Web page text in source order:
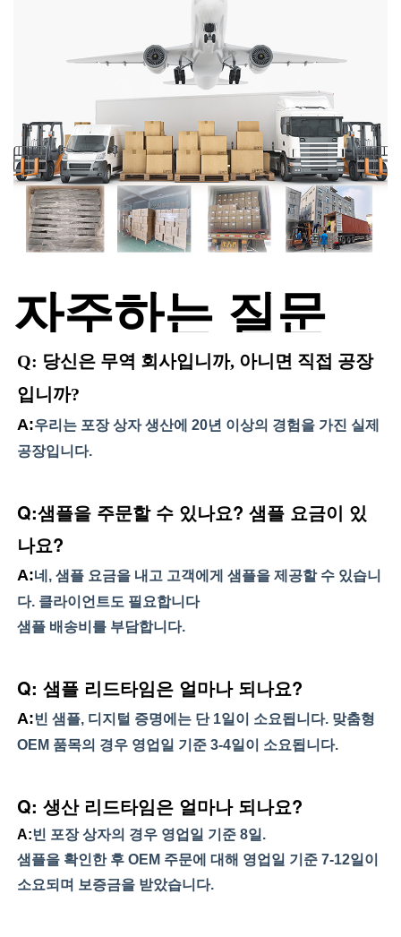
자주하는 질문
Q: 당신은 무역 회사입니까, 아니면 직접 공장
입니까?
A:우리는 포장 상자 생산에 20년 이상의 경험을 가진 실제
공장입니다.
Q:샘플을 주문할 수 있나요? 샘플 요금이 있
나요?
A:네, 샘플 요금을 내고 고객에게 샘플을 제공할 수 있습니
다. 클라이언트도 필요합니다
샘플 배송비를 부담합니다.
Q: 샘플 리드타임은 얼마나 되나요?
A:빈 샘플, 디지털 증명에는 단 1일이 소요됩니다. 맞춤형
OEM 품목의 경우 영업일 기준 3-4일이 소요됩니다.
Q: 생산 리드타임은 얼마나 되나요?
A:빈 포장 상자의 경우 영업일 기준 8일.
샘플을 확인한 후 OEM 주문에 대해 영업일 기준 7-12일이
소요되며 보증금을 받았습니다.